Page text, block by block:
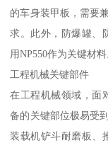
的车身装甲板，需要
求。此外，防爆罐、
用NP550作为关键材
工程机械关键部件
在工程机械领域，面
备的关键部位极易受
装载机铲斗耐磨板、